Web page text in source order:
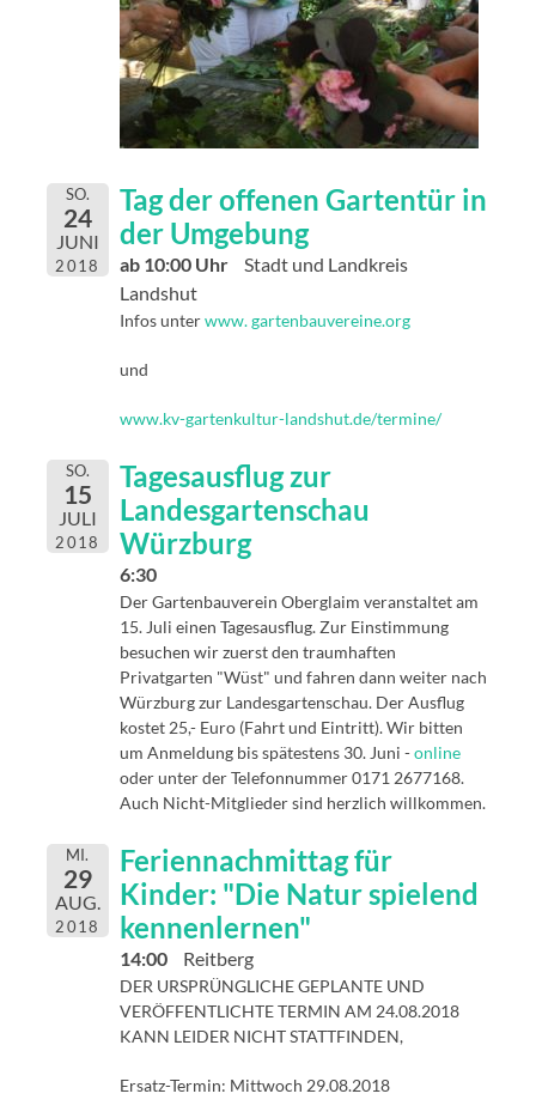
SO.
24
JUNI
2018
Tag der offenen Gartentür in
der Umgebung
ab 10:00 Uhr
Stadt und Landkreis
Landshut
Infos unterwww. gartenbauvereine.org
und
www.kv-gartenkultur-landshut.de/termine/
SO.
15
JULI
2018
Tagesausflug zur
Landesgartenschau
Würzburg
6:30
Der Gartenbauverein Oberglaim veranstaltet am
15. Juli einen Tagesausflug. Zur Einstimmung
besuchen wir zuerst den traumhaften
Privatgarten "Wüst" und fahren dann weiter nach
Würzburg zur Landesgartenschau. Der Ausflug
kostet 25,- Euro (Fahrt und Eintritt). Wir bitten
um Anmeldung bis spätestens 30. Juni -online
oder unter der Telefonnummer 0171 2677168.
Auch Nicht-Mitglieder sind herzlich willkommen.
MI.
29
AUG.
2018
Feriennachmittag für
Kinder: "Die Natur spielend
kennenlernen"
14:00 Reitberg
DER URSPRÜNGLICHE GEPLANTE UND
VERÖFFENTLICHTE TERMIN AM 24.08.2018
KANN LEIDER NICHT STATTFINDEN,
Ersatz-Termin: Mittwoch 29.08.2018